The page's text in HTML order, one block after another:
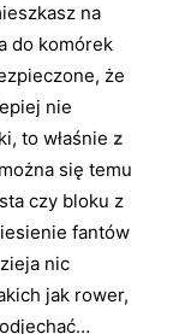
na
do komórek
że
nie
to właśnie z
się temu
czy bloku z
fantów
nic
jak rower,